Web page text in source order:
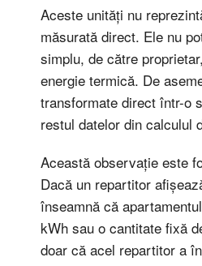
Aceste unități nu
măsurată direct. Ele nu
simplu, de către
energie termică. De
transformate direct într-o
restul datelor din calculul
Această observație este
Dacă un repartitor
înseamnă că
kWh sau o cantitate fixă
doar că acel repartitor a